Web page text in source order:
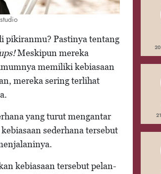
pikiranmu? Pastinya tentang
Meskipun mereka
memiliki kebiasaan
mereka sering terlihat
yang turut mengantar
sederhana tersebut
kebiasaan tersebut pelan-